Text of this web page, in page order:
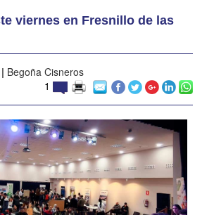
viernes en Fresnillo de las
| Begoña Cisneros
1